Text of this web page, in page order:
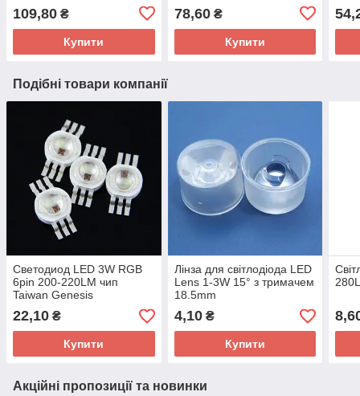
109,80 ₴
Купити
78,60₴
Купити
Подібні товари компанії
Светодиод LED 3W RGB
6pin 200-220LM чип
Taiwan Genesis
22,10 ₴
Купити
Лінза для світлодіода LED
Lens 1-3W 15° з тримачем
18.5mm
4,10₴
Купити
Акційні пропозиції та новинки